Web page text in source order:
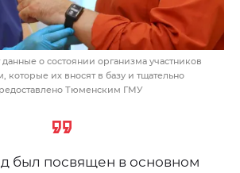
о состоянии организма участников
которые их вносят в базу и тщательно
Тюменским ГМУ
был посвящен в основном